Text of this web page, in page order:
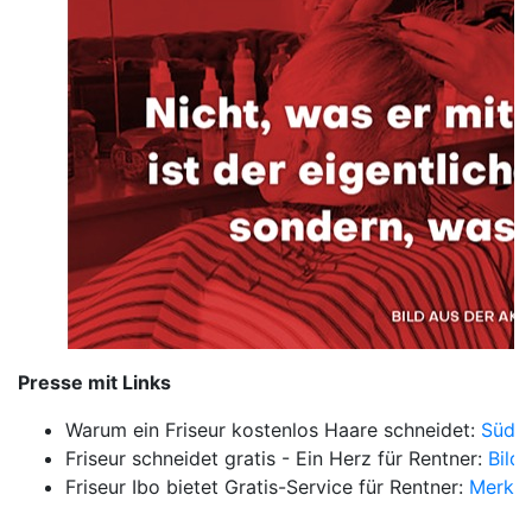
Presse mit Links
Warum ein Friseur kostenlos Haare schneidet:
Friseur schneidet gratis - Ein Herz für Rentner: Bild
Friseur Ibo bietet Gratis-Service für Rentner: Merkur